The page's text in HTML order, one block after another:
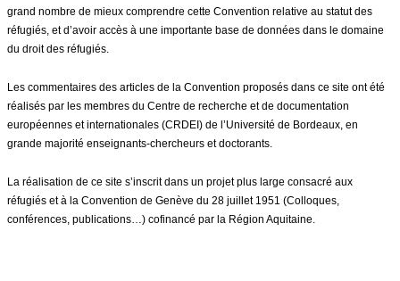
grand nombre de mieux comprendre cette Convention relative au statut des
réfugiés, et d’avoir accès à une importante base de données dans le domaine
du droit des réfugiés.
Les commentaires des articles de la Convention proposés dans ce site ont été
réalisés par les membres du Centre de recherche et de documentation
européennes et internationales (CRDEI) de l’Université de Bordeaux, en
grande majorité enseignants-chercheurs et doctorants.
La réalisation de ce site s’inscrit dans un projet plus large consacré aux
réfugiés et à la Convention de Genève du 28 juillet 1951 (Colloques,
conférences, publications…) cofinancé par la Région Aquitaine.